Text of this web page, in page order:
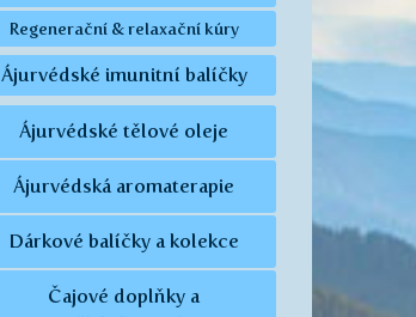
Regenerační & relaxační kúry
Ájurvédské imunitní balíčky
Ájurvédské tělové oleje
Ájurvédská aromaterapie
Dárkové balíčky a kolekce
Čajové doplňky a